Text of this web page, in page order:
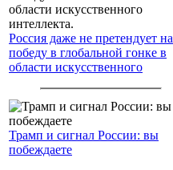
Россия даже не претендует на
победу в глобальной гонке в
области искусственного
Трамп и сигнал России: вы
побеждаете